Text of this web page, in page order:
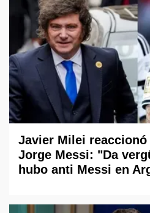
Javier Milei reaccionó
Jorge Messi: "Da
hubo anti Messi en